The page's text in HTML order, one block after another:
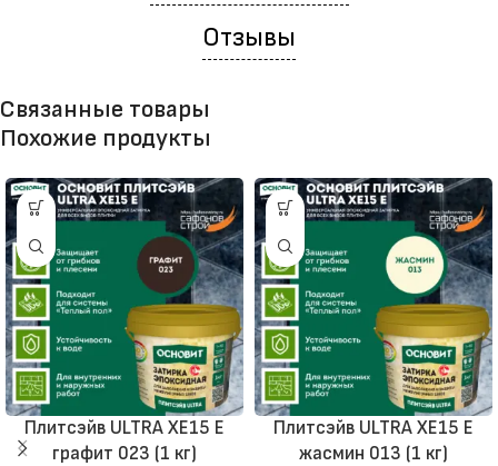
Отзывы
Связанные товары
Похожие продукты
Плитсэйв ULTRA XE15 Е
графит 023 (1 кг)
Плитсэйв ULTRA XE15 Е
жасмин 013 (1 кг)